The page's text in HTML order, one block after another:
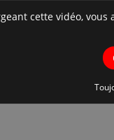
cette vidéo,